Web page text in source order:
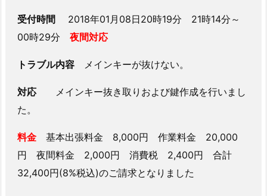
＆
鍵
成
【夜
間
対
応】
1.
1.
受付時間 2018年01月08日20時19分 21時14分～
00時29分 夜間対応
トラブル内容 メインキーが抜けない。
対応
メインキー抜き取りおよび鍵作成を行いまし
た。
料金 基本出張料金 8,000円 作業料金 20,000
円 夜間料金 2,000円 消費税 2,400円 合計
32,400円(8%税込)のご請求となりました